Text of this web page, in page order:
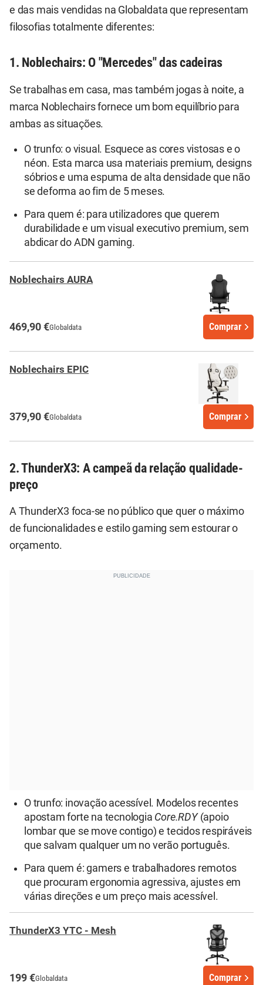
e das mais vendidas na Globaldata que representam
filosofias totalmente diferentes:
1. Noblechairs: O "Mercedes" das cadeiras
Se trabalhas em casa, mas também jogas à noite, a
marca Noblechairs fornece um bom equilíbrio para
ambas as situações.
O trunfo: o visual. Esquece as cores vistosas e o
néon. Esta marca usa materiais premium, designs
sóbrios e uma espuma de alta densidade que não
se deforma ao fim de 5 meses.
Para quem é: para utilizadores que querem
durabilidade e um visual executivo premium, sem
abdicar do ADN gaming.
Noblechairs AURA
469,90 €Globaldata Comprar
Noblechairs EPIC
379,90 €Globaldata Comprar
2. ThunderX3: A campeã da relação qualidade-
preço
A ThunderX3 foca-se no público que quer o máximo
de funcionalidades e estilo gaming sem estourar o
orçamento.
O trunfo: inovação acessível. Modelos recentes
apostam forte na tecnologia Core.RDY(apoio
lombar que se move contigo) e tecidos respiráveis
que salvam qualquer um no verão português.
Para quem é: gamers e trabalhadores remotos
que procuram ergonomia agressiva, ajustes em
várias direções e um preço mais acessível.
ThunderX3 YTC - Mesh
199 €Globaldata Comprar